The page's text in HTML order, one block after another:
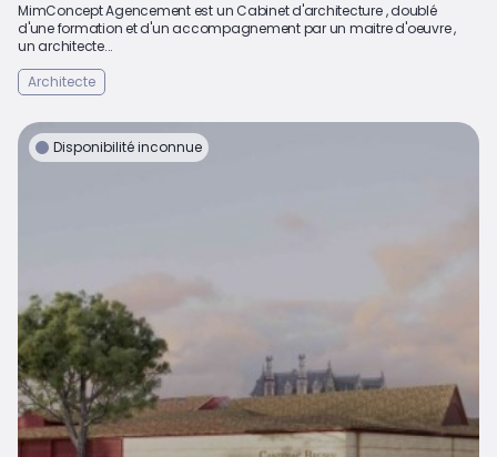
MimConcept Agencement est un Cabinet d'architecture , doublé
d'une formation et d'un accompagnement par un maitre d'oeuvre ,
un architecte...
Architecte
Disponibilité inconnue